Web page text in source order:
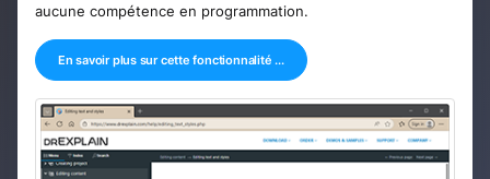
aucune compétence en programmation.
En savoir plus sur cette fonctionnalité ...